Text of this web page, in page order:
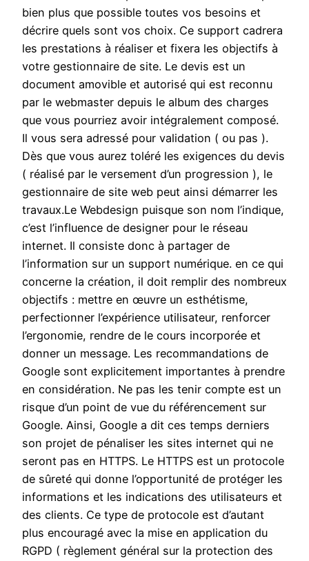
bien plus que possible toutes vos besoins et
décrire quels sont vos choix. Ce support cadrera
les prestations à réaliser et fixera les objectifs à
votre gestionnaire de site. Le devis est un
document amovible et autorisé qui est reconnu
par le webmaster depuis le album des charges
que vous pourriez avoir intégralement composé.
Il vous sera adressé pour validation ( ou pas ).
Dès que vous aurez toléré les exigences du devis
( réalisé par le versement d’un progression ), le
gestionnaire de site web peut ainsi démarrer les
travaux.Le Webdesign puisque son nom l’indique,
c’est l’influence de designer pour le réseau
internet. Il consiste donc à partager de
l’information sur un support numérique. en ce qui
concerne la création, il doit remplir des nombreux
objectifs : mettre en œuvre un esthétisme,
perfectionner l’expérience utilisateur, renforcer
l’ergonomie, rendre de le cours incorporée et
donner un message. Les recommandations de
Google sont explicitement importantes à prendre
en considération. Ne pas les tenir compte est un
risque d’un point de vue du référencement sur
Google. Ainsi, Google a dit ces temps derniers
son projet de pénaliser les sites internet qui ne
seront pas en HTTPS. Le HTTPS est un protocole
de sûreté qui donne l’opportunité de protéger les
informations et les indications des utilisateurs et
des clients. Ce type de protocole est d’autant
plus encouragé avec la mise en application du
RGPD ( règlement général sur la protection des